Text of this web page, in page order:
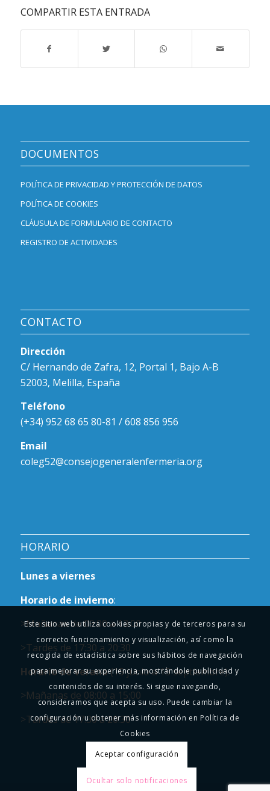
COMPARTIR ESTA ENTRADA
DOCUMENTOS
POLÍTICA DE PRIVACIDAD Y PROTECCIÓN DE DATOS
POLÍTICA DE COOKIES
CLÁUSULA DE FORMULARIO DE CONTACTO
REGISTRO DE ACTIVIDADES
CONTACTO
Dirección
C/ Hernando de Zafra, 12, Portal 1, Bajo A-B
52003, Melilla, España
Teléfono
(+34) 952 68 65 80-81 / 608 856 956
Email
coleg52@consejogeneralenfermeria.org
HORARIO
Lunes a viernes
Horario de invierno:
>Mañanas de 09:00 a 13:00
>Tardes de 17:30 a 20:30
Horario de verano(15 junio a 15 septiembre):
>Mañanas de 08:00 a 15:00
>Tardes de 17:30 a 20:30
Este sitio web utiliza cookies propias y de terceros para su
correcto funcionamiento y visualización, así como la
recogida de estadística sobre sus hábitos de navegación
para mejorar su experiencia, mostrándole publicidad y
contenidos de su interés. Si sigue navegando,
consideramos que acepta su uso. Puede cambiar la
configuración u obtener más información en Política de
Cookies
Aceptar configuración
Ocultar solo notificaciones